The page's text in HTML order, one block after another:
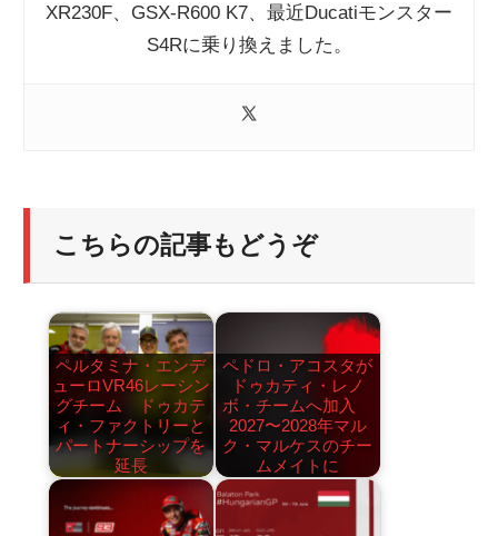
XR230F、GSX-R600 K7、最近Ducatiモンスター
S4Rに乗り換えました。
こちらの記事もどうぞ
ペルタミナ・エンデ
ューロVR46レーシン
グチーム ドゥカテ
ィ・ファクトリーと
パートナーシップを
延長
ペドロ・アコスタが
ドゥカティ・レノ
ボ・チームへ加入
2027〜2028年マル
ク・マルケスのチー
ムメイトに